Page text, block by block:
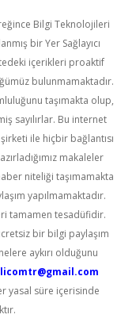
Bilgi Teknolojileri
bir Yer Sağlayıcı
içerikleri proaktif
bulunmamaktadır.
taşımakta olup,
sayılırlar. Bu internet
ile hiçbir bağlantısı
makaleler
niteliği taşımamakta
yapılmamaktadır.
tamamen tesadüfidir.
bir bilgi paylaşım
aykırı olduğunu
yasal süre içerisinde